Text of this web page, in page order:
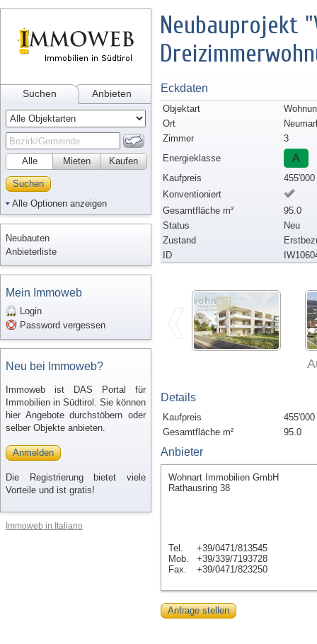
Suchen Anbieten
Alle Kaufen
Mieten
Suchen
Alle Optionen anzeigen
Neubauten
Anbieterliste
Mein Immoweb
Login
Password vergessen
Neu bei Immoweb?
Immoweb ist DAS Portal für
Immobilien in Südtirol. Sie können
hier Angebote durchstöbern oder
selber Objekte anbieten.
Anmelden
Die Registrierung bietet viele
Vorteile und ist gratis!
Immoweb in Italiano
Neubauprojekt
Eckdaten
Objektart
Ort
Zimmer
3
Energieklasse
A
Kaufpreis
455'000
Konventioniert
Gesamtfläche m²
95.0
Status
Neu
Zustand
ID
Details
Kaufpreis
455'000
Gesamtfläche m²
95.0
Anbieter
Wohnart Immobilien GmbH
Rathausring 38
Tel.
+39/0471/813545
Mob.
+39/339/7193728
Fax.
+39/0471/823250
Anfrage stellen